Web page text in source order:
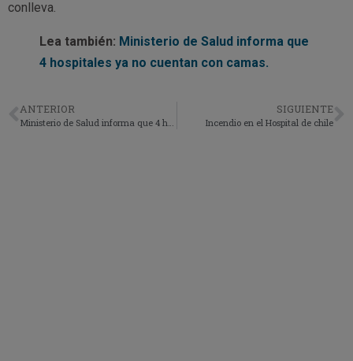
conlleva.
Lea también: Ministerio de Salud informa que
4 hospitales ya no cuentan con camas.
ANTERIOR SIGUIENTE
Incendio en el Hospital de chile